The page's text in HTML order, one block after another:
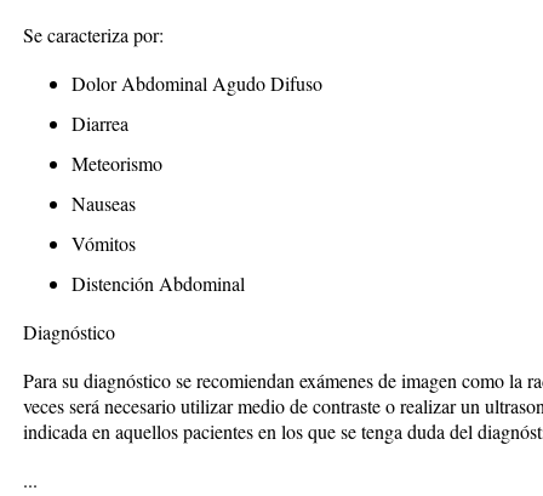
Se caracteriza por:
Dolor Abdominal Agudo Difuso
Diarrea
Meteorismo
Nauseas
Vómitos
Distención Abdominal
Diagnóstico
Para su diagnóstico se recomiendan exámenes de imagen como la
veces será necesario utilizar medio de contraste o realizar un
indicada en aquellos pacientes en los que se tenga duda del
...